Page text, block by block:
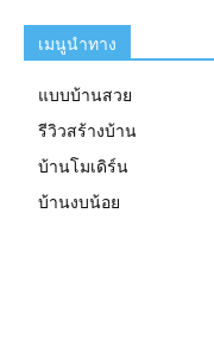
เมนูนำทาง
แบบบ้านสวย
รีวิวสร้างบ้าน
บ้านโมเดิร์น
บ้านงบน้อย